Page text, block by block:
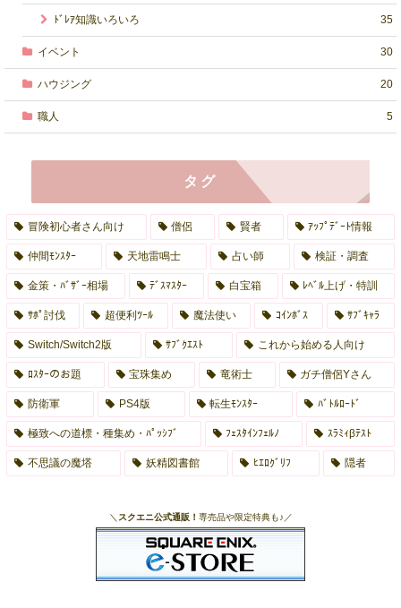
ﾄﾞﾚｱ知識いろいろ 35
イベント 30
ハウジング 20
職人 5
タグ
冒険初心者さん向け 僧侶 賢者 ｱｯﾌﾟﾃﾞｰﾄ情報
仲間ﾓﾝｽﾀｰ 天地雷鳴士 占い師 検証・調査
金策・ﾊﾞｻﾞｰ相場 ﾃﾞｽﾏｽﾀｰ 白宝箱 ﾚﾍﾞﾙ上げ・特訓
ｻﾎﾟ討伐 超便利ﾂｰﾙ 魔法使い ｺｲﾝﾎﾞｽ ｻﾌﾞｷｬﾗ
Switch/Switch2版 ｻﾌﾞｸｴｽﾄ これから始める人向け
ﾛｽﾀｰのお題 宝珠集め 竜術士 ガチ僧侶Yさん
防衛軍 PS4版 転生ﾓﾝｽﾀｰ ﾊﾞﾄﾙﾛｰﾄﾞ
極致への道標・種集め・ﾊﾟｯｼﾌﾞ ﾌｪｽﾀｲﾝﾌｪﾙﾉ ｽﾗﾐｨβﾃｽﾄ
不思議の魔塔 妖精図書館 ﾋｴﾛｸﾞﾘﾌ 隠者
＼ スクエニ公式通販！ 専売品や限定特典も♪／